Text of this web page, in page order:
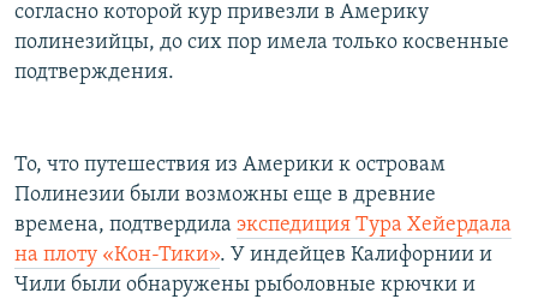
согласно которой кур привезли в Америку
полинезийцы, до сих пор имела только косвенные
подтверждения.
То, что путешествия из Америки к островам
Полинезии были возможны еще в древние
времена, подтвердила экспедиция Тура Хейердала
на плоту «Кон-Тики». У индейцев Калифорнии и
Чили были обнаружены рыболовные крючки и